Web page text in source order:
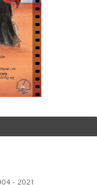
- 2021